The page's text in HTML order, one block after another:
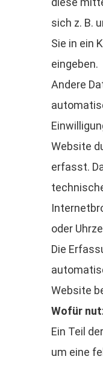
sich z. B.
Sie in ein
eingeben.
Andere
Website
erfasst.
oder
Die
Website
Wofür
Ein Teil
um eine